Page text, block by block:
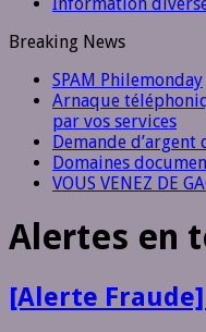
Breaking News
SPAM Philemonday
Arnaque
par vos services
Demande d’argent
Domaines
VOUS VENEZ DE
Alertes en
[Alerte